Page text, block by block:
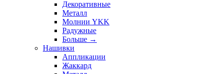
Декоративные
Металл
Молнии YKK
Радужные
Больше →
Нашивки
Аппликации
Жаккард